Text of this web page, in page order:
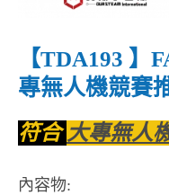
【TDA193 】
專無人機競賽
符合大專無人
內容物: